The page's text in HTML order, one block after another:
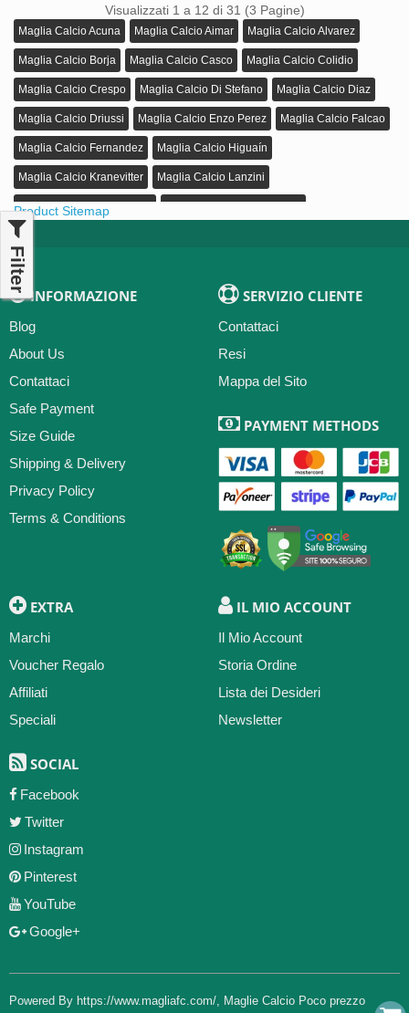
Filter
Visualizzati 1 a 12 di 31 (3 Pagine)
Maglia Calcio Acuna Maglia Calcio Aimar Maglia Calcio Alvarez
Maglia Calcio Borja Maglia Calcio Casco Maglia Calcio Colidio
Maglia Calcio Crespo Maglia Calcio Di Stefano Maglia Calcio Diaz
Maglia Calcio Driussi Maglia Calcio Enzo Perez Maglia Calcio Falcao
Maglia Calcio Fernandez Maglia Calcio Higuaín
Maglia Calcio Kranevitter Maglia Calcio Lanzini
Maglia Calcio Mascherano
Maglia Calcio Meza
Product Sitemap
INFORMAZIONE
Blog
About Us
Contattaci
Safe Payment
Size Guide
Shipping & Delivery
Privacy Policy
Terms & Conditions
SERVIZIO CLIENTE
Contattaci
Resi
Mappa del Sito
PAYMENT METHODS
EXTRA
Marchi
Voucher Regalo
Affiliati
Speciali
IL MIO ACCOUNT
Il Mio Account
Storia Ordine
Lista dei Desideri
Newsletter
SOCIAL
Facebook
Twitter
Instagram
Pinterest
YouTube
Google+
Powered By https://www.magliafc.com/ Maglie Calcio Poco prezzo